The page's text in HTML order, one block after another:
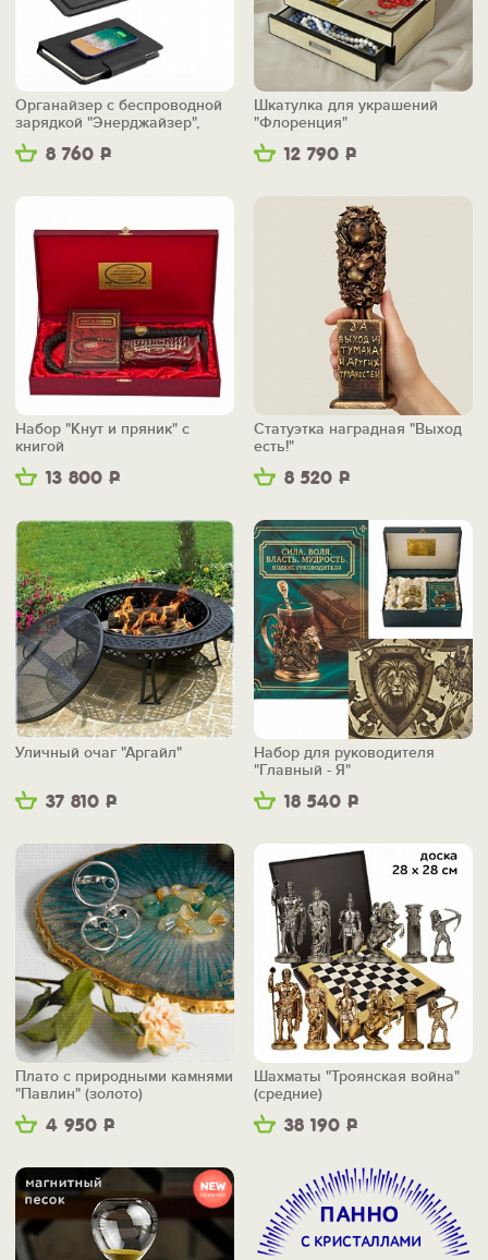
8 760 Р
Органайзер с беспроводной
зарядкой "Энерджайзер",
вер.2
12 790 Р
Шкатулка для украшений
"Флоренция"
13 800 Р
Набор "Кнут и пряник" с
книгой
8 520 Р
Статуэтка наградная "Выход
есть!"
37 810 Р
Уличный очаг "Аргайл"
18 540 Р
Набор для руководителя
"Главный - Я"
4 950 Р
Плато с природными камнями
"Павлин" (золото)
38 190 Р
Шахматы "Троянская война"
(средние)